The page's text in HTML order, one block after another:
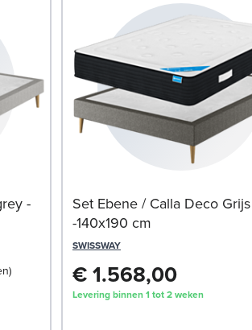
-
Set Ebene / Calla Deco Grijs
-140x190 cm
SWISSWAY
€ 1.568,00
Levering binnen 1 tot 2 weken